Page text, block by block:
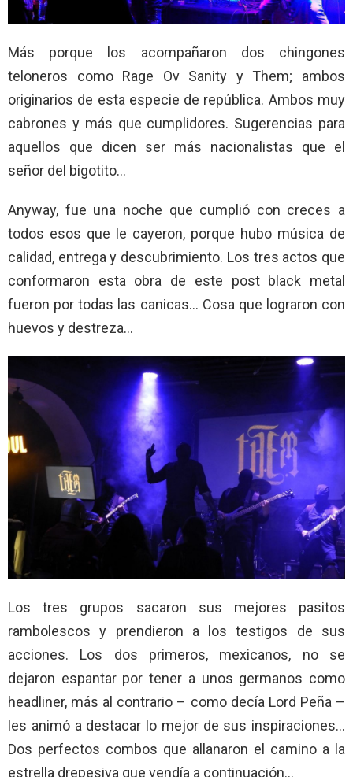
Más porque los acompañaron dos chingones
teloneros como Rage Ov Sanity y Them; ambos
originarios de esta especie de república. Ambos muy
cabrones y más que cumplidores. Sugerencias para
aquellos que dicen ser más nacionalistas que el
señor del bigotito…
Anyway, fue una noche que cumplió con creces a
todos esos que le cayeron, porque hubo música de
calidad, entrega y descubrimiento. Los tres actos que
conformaron esta obra de este post black metal
fueron por todas las canicas… Cosa que lograron con
huevos y destreza…
Los tres grupos sacaron sus mejores pasitos
rambolescos y prendieron a los testigos de sus
acciones. Los dos primeros, mexicanos, no se
dejaron espantar por tener a unos germanos como
headliner, más al contrario – como decía Lord Peña –
les animó a destacar lo mejor de sus inspiraciones…
Dos perfectos combos que allanaron el camino a la
estrella drepesiva que vendía a continuación…